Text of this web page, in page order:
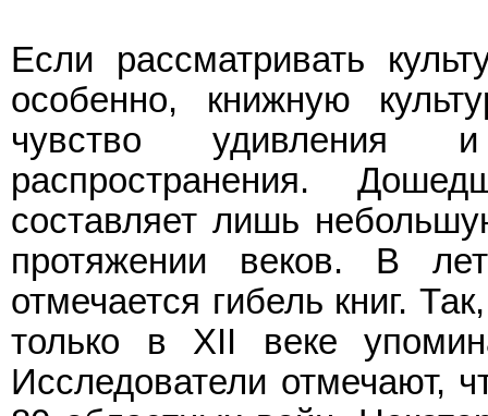
Если рассматривать
особенно, книжную
чувство
распространения.
составляет лишь
протяжении веков. В
отмечается гибель книг.
только в XII веке
Исследователи отмечают,